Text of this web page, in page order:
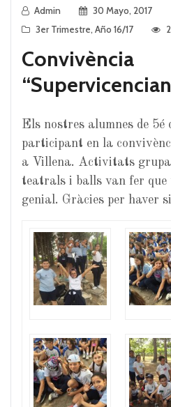
Admin
30 Mayo, 2017
3er Trimestre, Año 16/17
Convivència
Els nostres alumnes de 5é
participant en la
a Villena. Activitats
teatrals i balls van fer que
genial. Gràcies per haver